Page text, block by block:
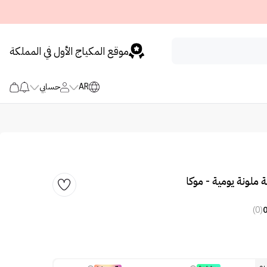
موقع المكياج الأول في المملكة
AR حسابي
ملونة يومية - موكا
0
(0)